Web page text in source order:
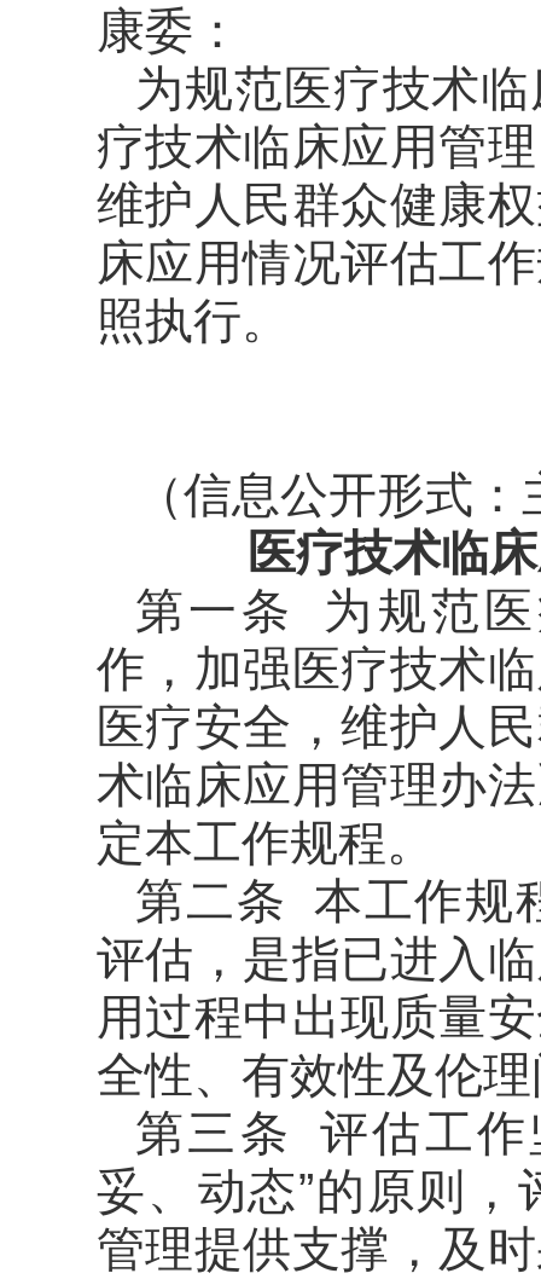
康委：
为规范医疗技术
疗技术临床应用管
维护人民群众健康
床应用情况评估工
照执行。
（信息公开形式
医疗技术临
第一条 为规范
作，加强医疗技术
医疗安全，维护人
术临床应用管理办
定本工作规程。
第二条 本工作规
评估，是指已进入
用过程中出现质量
全性、有效性及伦
第三条 评估工作
妥、动态”的原则
管理提供支撑，及